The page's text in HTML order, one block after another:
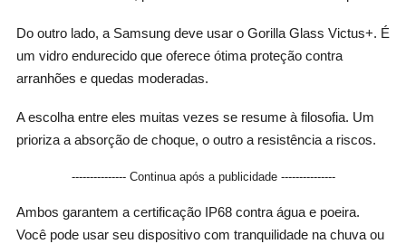
Do outro lado, a Samsung deve usar o Gorilla Glass Victus+. É
um vidro endurecido que oferece ótima proteção contra
arranhões e quedas moderadas.
A escolha entre eles muitas vezes se resume à filosofia. Um
prioriza a absorção de choque, o outro a resistência a riscos.
--------------- Continua após a publicidade ---------------
Ambos garantem a certificação IP68 contra água e poeira.
Você pode usar seu dispositivo com tranquilidade na chuva ou